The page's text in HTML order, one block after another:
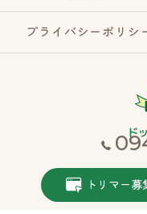
トリマー募
プライバシーポリシ
© 2026 福岡県宮若市のブ